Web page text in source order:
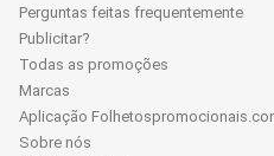
Perguntas feitas frequentemente
Publicitar?
Todas as promoções
Marcas
Aplicação
Sobre nós